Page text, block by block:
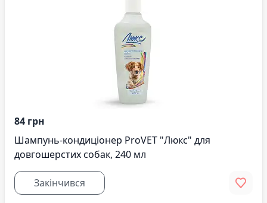
84 грн
Шампунь-кондиціонер ProVET "Люкс" для
довгошерстих собак, 240 мл
Закінчився